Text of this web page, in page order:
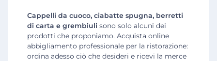
Cappelli da cuoco, ciabatte spugna, berretti
di carta e grembiuli sono solo alcuni dei
prodotti che proponiamo. Acquista online
abbigliamento professionale per la ristorazione:
ordina adesso ciò che desideri e ricevi la merce